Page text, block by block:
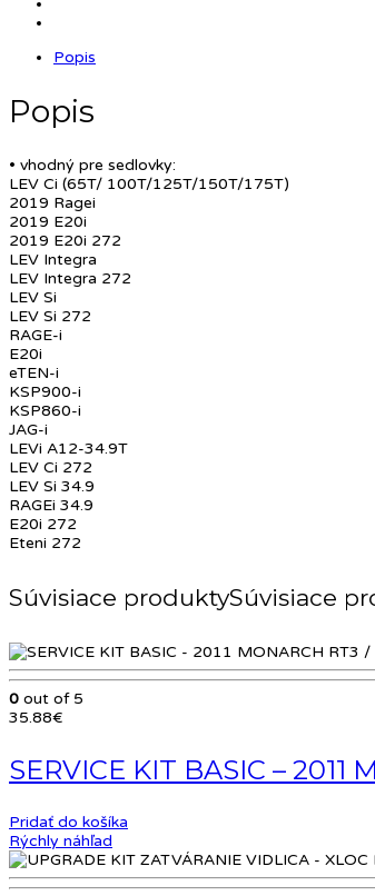
Popis
Popis
• vhodný pre sedlovky:
LEV Ci (65T/ 100T/125T/150T/175T)
2019 Ragei
2019 E20i
2019 E20i 272
LEV Integra
LEV Integra 272
LEV Si
LEV Si 272
RAGE-i
E20i
eTEN-i
KSP900-i
KSP860-i
JAG-i
LEVi A12-34.9T
LEV Ci 272
LEV Si 34.9
RAGEi 34.9
E20i 272
Eteni 272
Súvisiace
0 out of 5
35.88€
SERVICE KIT BASIC – 2011
Pridať do košíka
Rýchly náhľad